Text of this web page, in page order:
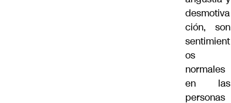
desmotiva
ción, son
sentimient
os
normales
en las
personas